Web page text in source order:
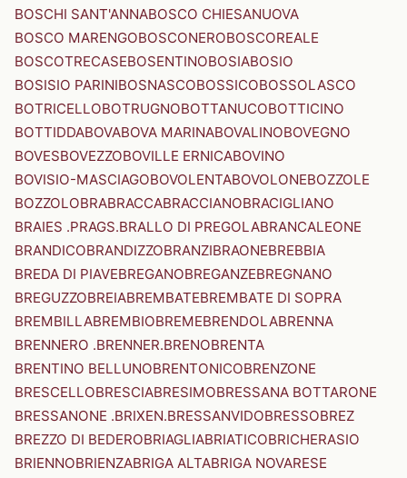
BOSCHI SANT'ANNABOSCO CHIESANUOVA
BOSCO MARENGOBOSCONEROBOSCOREALE
BOSCOTRECASEBOSENTINOBOSIABOSIO
BOSISIO PARINIBOSNASCOBOSSICOBOSSOLASCO
BOTRICELLOBOTRUGNOBOTTANUCOBOTTICINO
BOTTIDDABOVABOVA MARINABOVALINOBOVEGNO
BOVESBOVEZZOBOVILLE ERNICABOVINO
BOVISIO-MASCIAGOBOVOLENTABOVOLONEBOZZOLE
BOZZOLOBRABRACCABRACCIANOBRACIGLIANO
BRAIES .PRAGS.BRALLO DI PREGOLABRANCALEONE
BRANDICOBRANDIZZOBRANZIBRAONEBREBBIA
BREDA DI PIAVEBREGANOBREGANZEBREGNANO
BREGUZZOBREIABREMBATEBREMBATE DI SOPRA
BREMBILLABREMBIOBREMEBRENDOLABRENNA
BRENNERO .BRENNER.BRENOBRENTA
BRENTINO BELLUNOBRENTONICOBRENZONE
BRESCELLOBRESCIABRESIMOBRESSANA BOTTARONE
BRESSANONE .BRIXEN.BRESSANVIDOBRESSOBREZ
BREZZO DI BEDEROBRIAGLIABRIATICOBRICHERASIO
BRIENNOBRIENZABRIGA ALTABRIGA NOVARESE